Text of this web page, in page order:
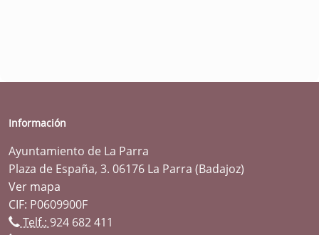
Información
Ayuntamiento de La Parra
Plaza de España, 3. 06176 La Parra (Badajoz)
Ver mapa
CIF: P0609900F
Telf.: 924 682 411